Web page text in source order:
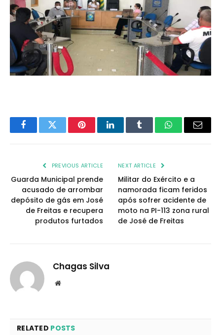
FacebookTwitter PinterestLinkedInTumblr WhatsAppEmail
PREVIOUS ARTICLE
Guarda Municipal prende
acusado de arrombar
depósito de gás em José
de Freitas e recupera
produtos furtados
NEXT ARTICLE
Militar do Exército e a
namorada ficam feridos
após sofrer acidente de
moto na PI-113 zona rural
de José de Freitas
Chagas Silva
Website
RELATED POSTS